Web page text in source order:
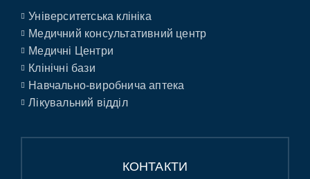
Університетська клініка
Медичний консультативний центр
Медичні Центри
Клінічні бази
Навчально-виробнича аптека
Лікувальний відділ
КОНТАКТИ